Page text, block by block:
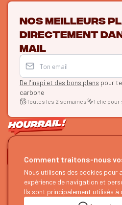
Nos meilleurs
directement
mail
De l'inspi et des bons plans pour
carbone
Toutes les 2 semaines 1 clic
ON SE SUIT ?
HOURRAIL !
À propos
Devenir partenaire
Comment traitons-nous
Nous utilisons des cookies pour
expérience de navigation et
Ils sont principalement utilisés